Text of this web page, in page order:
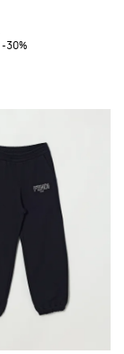
-30%